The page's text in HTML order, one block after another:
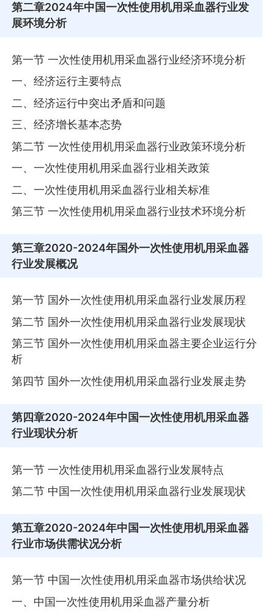
第二章2024年中国一次性使用机用采血器行业发
展环境分析
第一节 一次性使用机用采血器行业经济环境分析
一、经济运行主要特点
二、经济运行中突出矛盾和问题
三、经济增长基本态势
第二节 一次性使用机用采血器行业政策环境分析
一、一次性使用机用采血器行业相关政策
二、一次性使用机用采血器行业相关标准
第三节 一次性使用机用采血器行业技术环境分析
第三章2020-2024年国外一次性使用机用采血器
行业发展概况
第一节 国外一次性使用机用采血器行业发展历程
第二节 国外一次性使用机用采血器行业发展现状
第三节 国外一次性使用机用采血器主要企业运行分
析
第四节 国外一次性使用机用采血器行业发展走势
第四章2020-2024年中国一次性使用机用采血器
行业现状分析
第一节 一次性使用机用采血器行业发展特点
第二节 中国一次性使用机用采血器行业发展现状
第五章2020-2024年中国一次性使用机用采血器
行业市场供需状况分析
第一节 中国一次性使用机用采血器市场供给状况
一、中国一次性使用机用采血器产量分析